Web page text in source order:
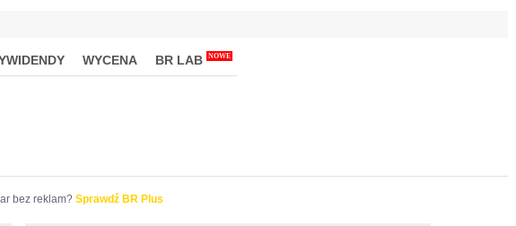
WYCENA BR LAB NOWE
bez reklam? Sprawdź BR Plus